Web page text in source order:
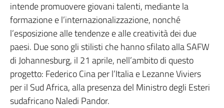
intende promuovere giovani talenti, mediante la
formazione e l’internazionalizzazione, nonché
l’esposizione alle tendenze e alle creatività dei due
paesi. Due sono gli stilisti che hanno sfilato alla SAFW
di Johannesburg, il 21 aprile, nell’ambito di questo
progetto: Federico Cina per l’Italia e Lezanne Viviers
per il Sud Africa, alla presenza del Ministro degli Esteri
sudafricano Naledi Pandor.